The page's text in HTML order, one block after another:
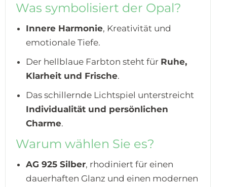
Was symbolisiert der Opal?
Innere Harmonie, Kreativität und
emotionale Tiefe.
Der hellblaue Farbton steht für Ruhe,
Klarheit und Frische.
Das schillernde Lichtspiel unterstreicht
Individualität und persönlichen
Charme.
Warum wählen Sie es?
AG 925 Silber, rhodiniert für einen
dauerhaften Glanz und einen modernen